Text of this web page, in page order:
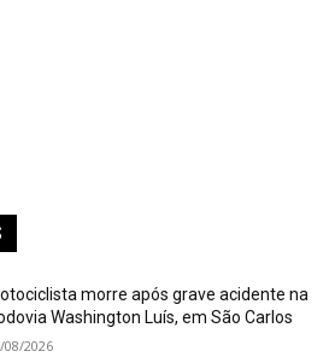
morre após grave acidente na
Washington Luís, em São Carlos
08/2026